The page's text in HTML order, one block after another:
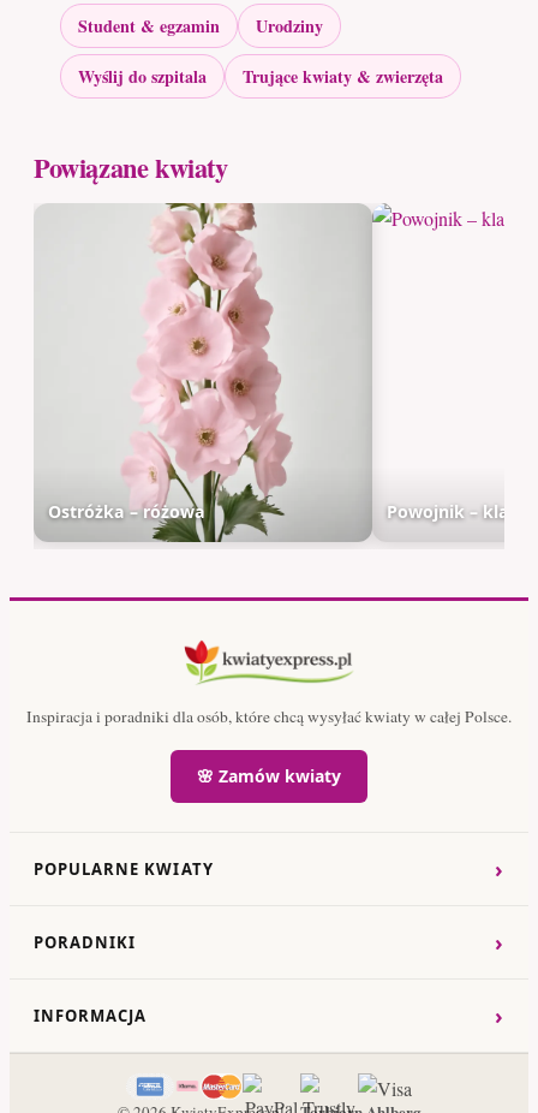
Student & egzamin
Urodziny
Wyślij do szpitala
Trujące kwiaty & zwierzęta
Powiązane kwiaty
Ostróżka – różowa Powojnik –
Inspiracja i poradniki dla osób, które chcą wysyłać kwiaty w całej Polsce.
🌸 Zamów kwiaty
POPULARNE KWIATY ›
PORADNIKI ›
INFORMACJA ›